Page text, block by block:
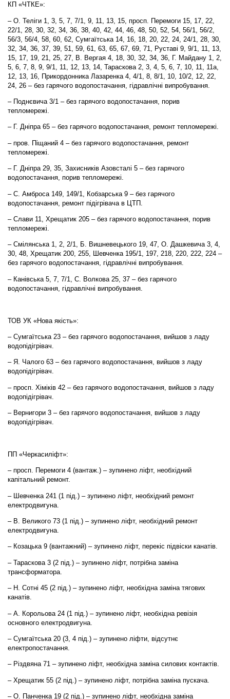
КП «ЧТКЕ»:
– О. Теліги 1, 3, 5, 7, 7/1, 9, 11, 13, 15, просп. Перемоги 15, 17, 22,
22/1, 28, 30, 32, 34, 36, 38, 40, 42, 44, 46, 48, 50, 52, 54, 56/1, 56/2,
56/3, 56/4, 58, 60, 62, Сумгаїтська 14, 16, 18, 20, 22, 24, 24/1, 28, 30,
32, 34, 36, 37, 39, 51, 59, 61, 63, 65, 67, 69, 71, Руставі 9, 9/1, 11, 13,
15, 17, 19, 21, 25, 27, В. Вергая 4, 18, 30, 32, 34, 36, Г. Майдану 1, 2,
5, 6, 7, 8, 9, 9/1, 11, 12, 13, 14, Тараскова 2, 3, 4, 5, 6, 7, 10, 11, 11а,
12, 13, 16, Прикордонника Лазаренка 4, 4/1, 8, 8/1, 10, 10/2, 12, 22,
24, 26 – без гарячого водопостачання, гідравлічні випробування.
– Поднєвича 3/1 – без гарячого водопостачання, порив
тепломережі.
– Г. Дніпра 65 – без гарячого водопостачання, ремонт тепломережі.
– пров. Піщаний 4 – без гарячого водопостачання, ремонт
тепломережі.
– Г. Дніпра 29, 35, Захисників Азовсталі 5 – без гарячого
водопостачання, порив тепломережі.
– С. Амброса 149, 149/1, Кобзарська 9 – без гарячого
водопостачання, ремонт підігрівача в ЦТП.
– Слави 11, Хрещатик 205 – без гарячого водопостачання, порив
тепломережі.
– Смілянська 1, 2, 2/1, Б. Вишневецького 19, 47, О. Дашкевича 3, 4,
30, 48, Хрещатик 200, 255, Шевченка 195/1, 197, 218, 220, 222, 224 –
без гарячого водопостачання, гідравлічні випробування.
– Канівська 5, 7, 7/1, С. Волкова 25, 37 – без гарячого
водопостачання, гідравлічні випробування.
ТОВ УК «Нова якість»:
– Сумгаїтська 23 – без гарячого водопостачання, вийшов з ладу
водопідігрівач.
– Я. Чалого 63 – без гарячого водопостачання, вийшов з ладу
водопідігрівач.
– просп. Хіміків 42 – без гарячого водопостачання, вийшов з ладу
водопідігрівач.
– Вернигори 3 – без гарячого водопостачання, вийшов з ладу
водопідігрівач.
ПП «Черкасиліфт»:
– просп. Перемоги 4 (вантаж.) – зупинено ліфт, необхідний
капітальний ремонт.
– Шевченка 241 (1 під.) – зупинено ліфт, необхідний ремонт
електродвигуна.
– В. Великого 73 (1 під.) – зупинено ліфт, необхідний ремонт
електродвигуна.
– Козацька 9 (вантажний) – зупинено ліфт, перекіс підвіски канатів.
– Тараскова 3 (2 під.) – зупинено ліфт, потрібна заміна
трансформатора.
– Н. Сотні 45 (2 під.) – зупинено ліфт, необхідна заміна тягових
канатів.
– А. Корольова 24 (1 під.) – зупинено ліфт, необхідна ревізія
основного електродвигуна.
– Сумгаїтська 20 (3, 4 під.) – зупинено ліфти, відсутнє
електропостачання.
– Різдвяна 71 – зупинено ліфт, необхідна заміна силових контактів.
– Хрещатик 55 (2 під.) – зупинено ліфт, потрібна заміна пускача.
– О. Панченка 19 (2 під.) – зупинено ліфт, необхідна заміна